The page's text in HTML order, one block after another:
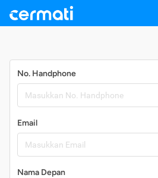
No. Handphone
Email
Nama Depan